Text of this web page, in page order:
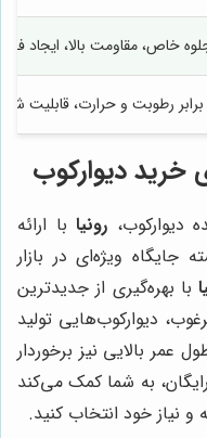
خاص، مقاومت بالا، ایجاد
برابر رطوبت و حرارت، قابلیت
خرید دیوارکوب
دیوارکوب، رونیابا ارائه
جایگاه ویژه‌ای در بازار
با بهره‌گیری از جدیدترین
دیوارکوب‌هایی تولید
عمر بالایی نیز برخوردار
به شما کمک می‌کند
و نیاز خود انتخاب کنید.